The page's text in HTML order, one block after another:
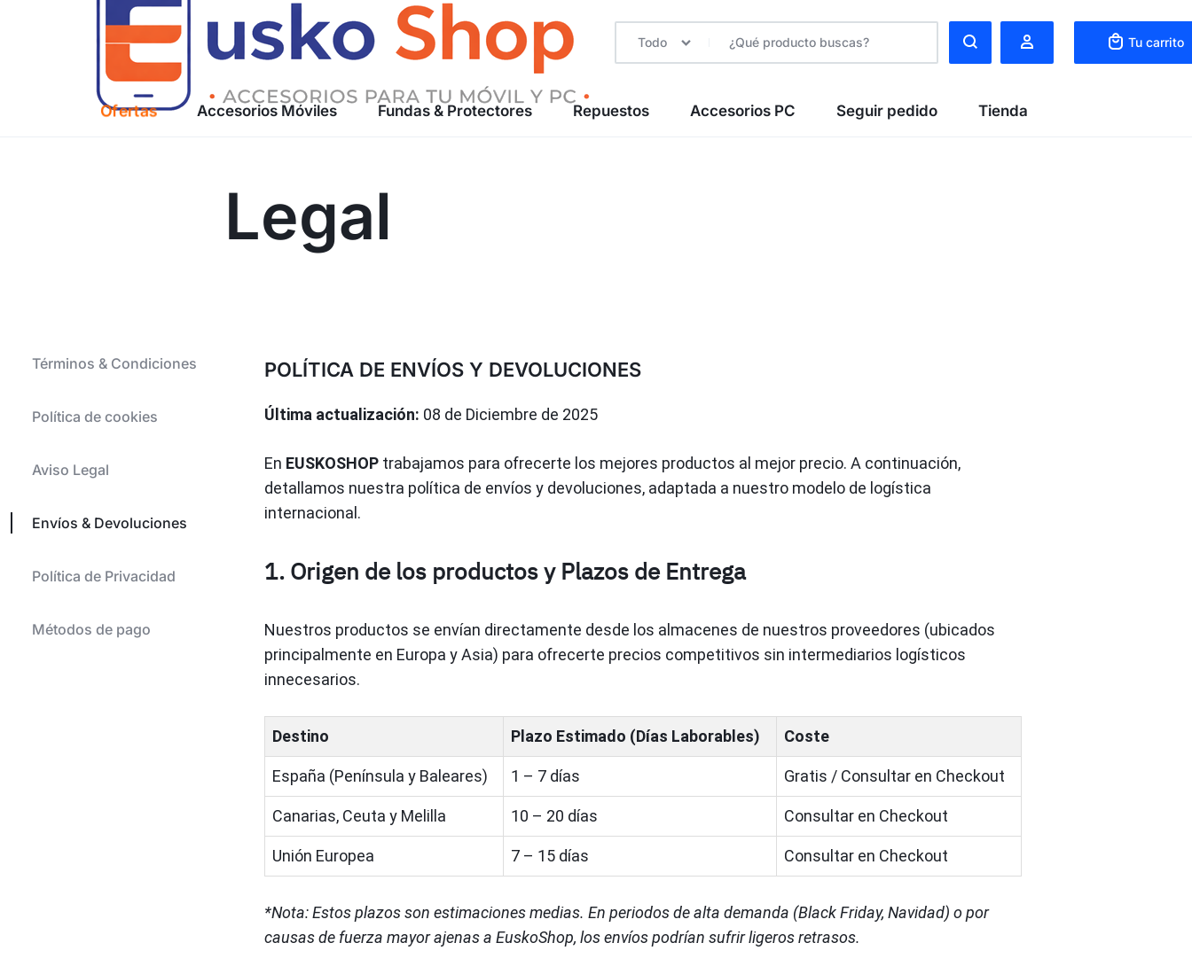
PRECIO
Todo Tu carrito
Ofertas Accesorios Móviles Fundas & Protectores Repuestos Accesorios PC Seguir pedido Tienda
Legal
Términos & Condiciones
Política de cookies
Aviso Legal
Envíos & Devoluciones
Política de Privacidad
Métodos de pago
POLÍTICA DE ENVÍOS Y DEVOLUCIONES
Última actualización: 08 de Diciembre de 2025
En EUSKOSHOPtrabajamos para ofrecerte los mejores productos al mejor precio. A continuación,
detallamos nuestra política de envíos y devoluciones, adaptada a nuestro modelo de logística
internacional.
1. Origen de los productos y Plazos de Entrega
Nuestros productos se envían directamente desde los almacenes de nuestros proveedores (ubicados
principalmente en Europa y Asia) para ofrecerte precios competitivos sin intermediarios logísticos
innecesarios.
Destino Plazo Estimado (Días Laborables) Coste
España (Península y Baleares) 1 – 7 días Gratis / Consultar en Checkout
Canarias, Ceuta y Melilla 10 – 20 días Consultar en Checkout
Unión Europea 7 – 15 días Consultar en Checkout
*Nota: Estos plazos son estimaciones medias. En periodos de alta demanda (Black Friday, Navidad) o por
causas de fuerza mayor ajenas a EuskoShop, los envíos podrían sufrir ligeros retrasos.